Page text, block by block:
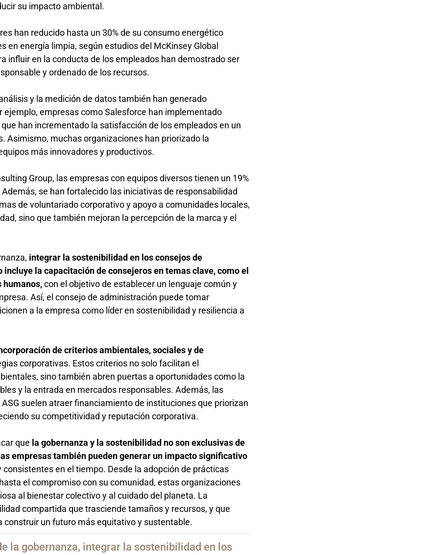
su impacto ambiental.
han reducido hasta un 30% de su consumo energético
en energía limpia, según estudios del McKinsey Global
influir en la conducta de los empleados han demostrado ser
y ordenado de los recursos.
y la medición de datos también han generado
empresas como Salesforce han implementado
que han incrementado la satisfacción de los empleados en un
Asimismo, muchas organizaciones han priorizado la
más innovadores y productivos.
Group, las empresas con equipos diversos tienen un 19%
se han fortalecido las iniciativas de responsabilidad
de voluntariado corporativo y apoyo a comunidades locales,
sino que también mejoran la percepción de la marca y el
integrar la sostenibilidad en los consejos de
la capacitación de consejeros en temas clave, como el
humanos,con el objetivo de establecer un lenguaje común y
Así, el consejo de administración puede tomar
a la empresa como líder en sostenibilidad y resiliencia a
de criterios ambientales, sociales y de
corporativas. Estos criterios no solo facilitan el
sino también abren puertas a oportunidades como la
y la entrada en mercados responsables. Además, las
suelen atraer financiamiento de instituciones que priorizan
su competitividad y reputación corporativa.
que la gobernanza y la sostenibilidad no son exclusivas de
empresas también pueden generar un impacto significativo
en el tiempo. Desde la adopción de prácticas
el compromiso con su comunidad, estas organizaciones
al bienestar colectivo y al cuidado del planeta. La
compartida que trasciende tamaños y recursos, y que
construir un futuro más equitativo y sustentable.
la gobernanza, integrar la sostenibilidad en los